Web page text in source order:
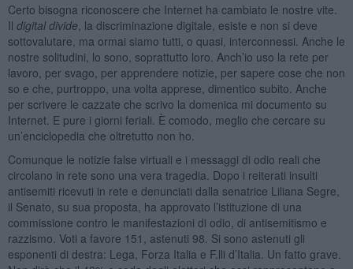
Certo bisogna riconoscere che Internet ha cambiato le nostre vite.
Il digital divide , la discriminazione digitale, esiste e non si deve
sottovalutare, ma ormai siamo tutti, o quasi, interconnessi. Anche le
nostre solitudini, lo sono, soprattutto loro. Anch’io uso la rete per
lavoro, per svago, per apprendere notizie, per sapere cose che non
so e che, purtroppo, una volta apprese, dimentico subito. Anche
per scrivere le cazzate che scrivo la domenica mi documento su
Internet. E pure i giorni feriali. È comodo, meglio che cercare su
un’enciclopedia che oltretutto non ho.
Comunque le notizie false virtuali e i messaggi di odio reali che
circolano in rete sono una vera tragedia. Dopo i reiterati insulti
antisemiti ricevuti in rete e denunciati dalla senatrice Liliana Segre,
il Senato, su sua proposta, ha approvato l’istituzione di una
commissione contro le manifestazioni di odio, di antisemitismo e
razzismo. Voti a favore 151, astenuti 98. Si sono astenuti gli
esponenti di destra: Lega, Forza Italia e F.lli d’Italia. Un fatto grave.